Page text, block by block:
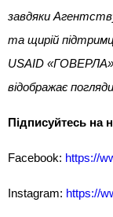
завдяки
та щирій
USAID
відображає
Підписуйтесь на
Facebook: https://
Instagram: https://